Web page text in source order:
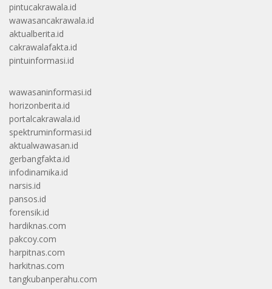
pintucakrawala.id
wawasancakrawala.id
aktualberita.id
cakrawalafakta.id
pintuinformasi.id
wawasaninformasi.id
horizonberita.id
portalcakrawala.id
spektruminformasi.id
aktualwawasan.id
gerbangfakta.id
infodinamika.id
narsis.id
pansos.id
forensik.id
hardiknas.com
pakcoy.com
harpitnas.com
harkitnas.com
tangkubanperahu.com